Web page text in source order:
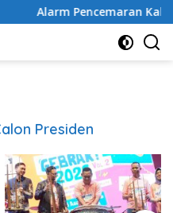
Alarm Pencemaran Kali
Presiden